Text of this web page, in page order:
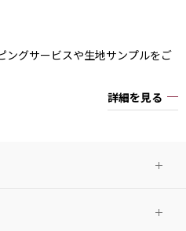
ングサービスや生地サンプルをご
詳細を見る